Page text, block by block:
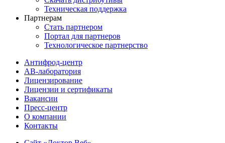
Техническая поддержка
Партнерам
Стать партнером
Портал для партнеров
Технологическое партнерство
Антифрод-центр
АВ-лаборатория
Лицензирование
Лицензии и сертификаты
Вакансии
Пресс-центр
О компании
Контакты